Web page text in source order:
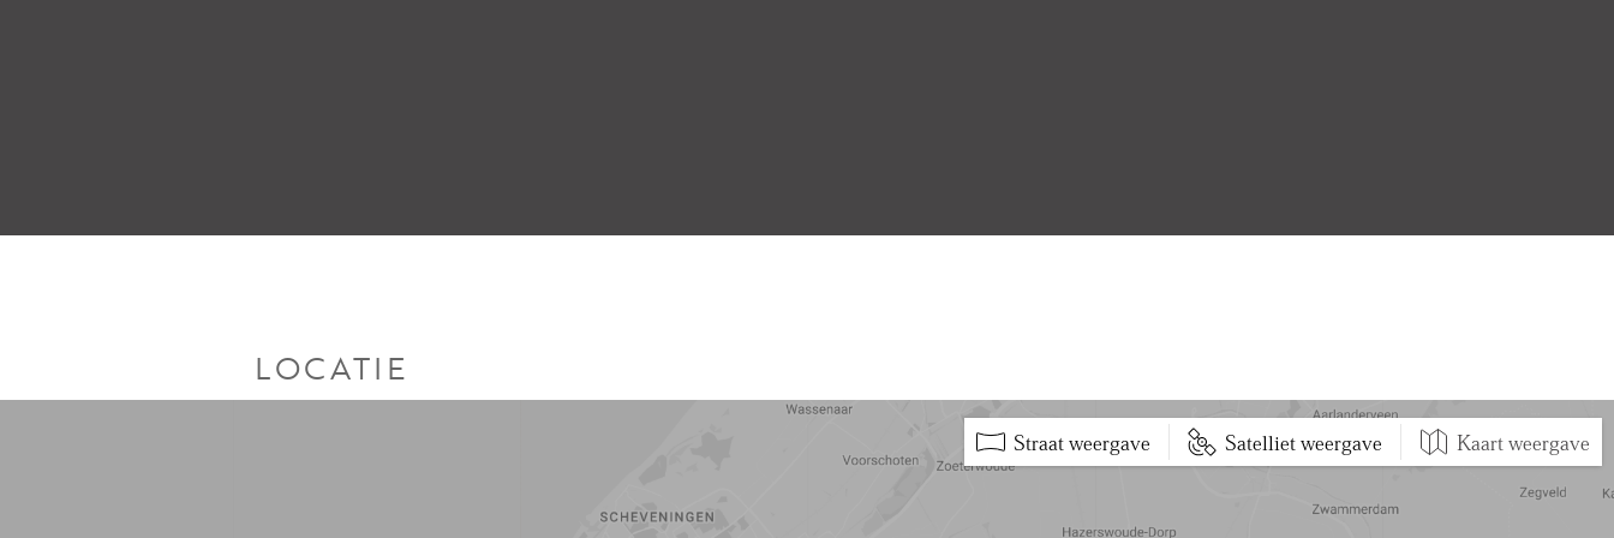
LOCATIE
Straat weergave Satelliet weergave Kaart weergave